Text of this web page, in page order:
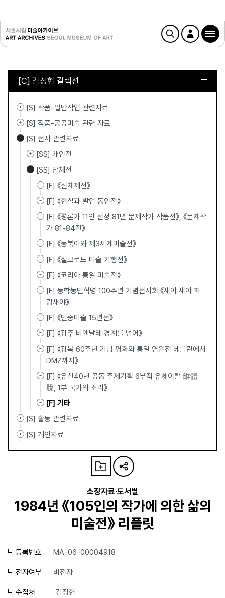
[C] 김정헌 컬렉션
[S] 작품-일반작업 관련자료
[S] 작품-공공미술 관련 자료
[S] 전시 관련자료
[SS] 개인전
[SS] 단체전
[F] 《신체제전》
[F] 《현실과 발언 동인전》
[F] 《평론가 11인 선정 81년 문제작가 작품전》, 《문제작
가 81-84전》
[F] 《동북아와 제3세계미술전》
[F] 《실크로드 미술 기행전》
[F] 《코리아 통일 미술전》
[F] 동학농민혁명 100주년 기념전시회 《새야 새야 파
랑새야》
[F] 《민중미술 15년전》
[F] 《광주 비엔날레 경계를 넘어》
[F] 《광복 60주년 기념 평화와 통일 염원전 베를린에서
DMZ까지》
[F] 《유신40년 공동 주제기획 6부작 유체이탈 維體離
脫, 1부 국가의 소리》
[F] 기타
[S] 활동 관련자료
[S] 개인자료
소장자료·도서별
1984년 《105인의 작가에 의한 삶의
미술전》 리플릿
등록번호 MA-06-00004918
전자여부 비전자
수집처 김정헌